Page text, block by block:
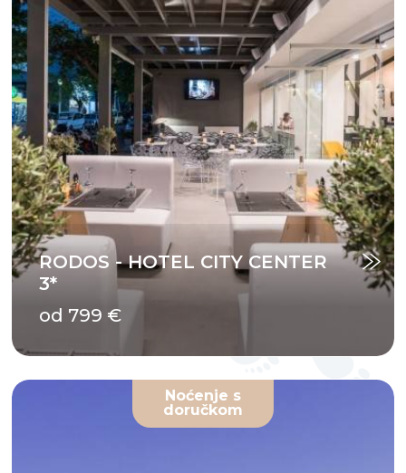
RODOS - HOTEL CITY CENTER
3*
od 799 €
Noćenje s
doručkom